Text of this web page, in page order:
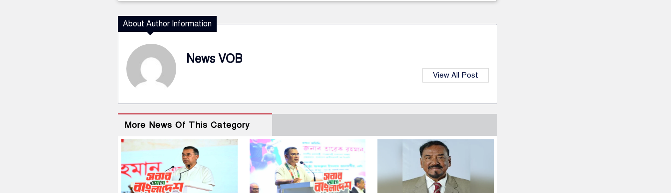
About Author Information
News VOB
View All Post
More News Of This Category